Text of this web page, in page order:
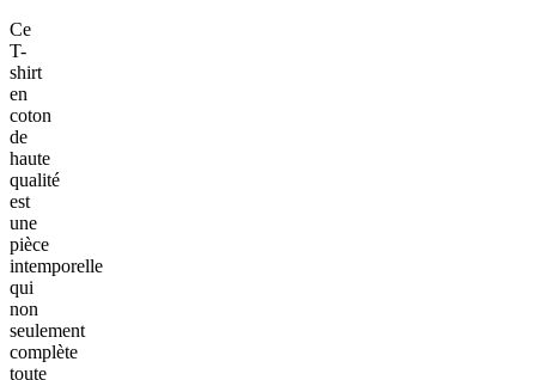
Ce
T-
shirt
en
coton
de
haute
qualité
est
une
pièce
intemporelle
qui
non
seulement
complète
toute